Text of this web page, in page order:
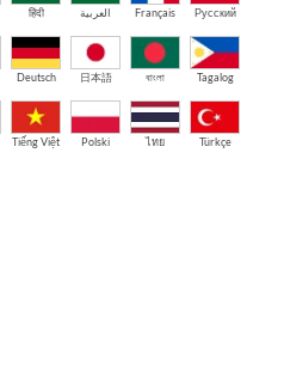
हिंदी العربية Français Русский
Deutsch 日本語 বাংলা Tagalog
Tiếng Việt Polski ไทย Türkçe